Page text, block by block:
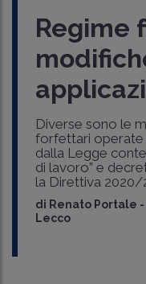
Regime
Diverse sono le
forfettari operate
dalla Legge
di lavoro” e
la Direttiva 2020/
di Renato Portale -
Lecco